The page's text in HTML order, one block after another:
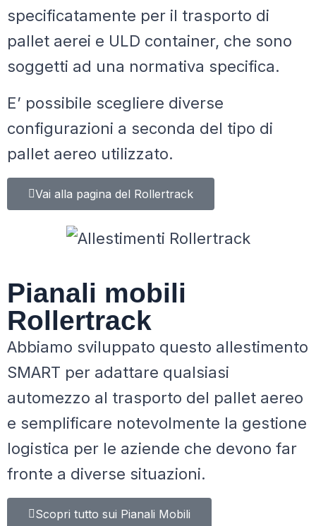
specificatamente per il trasporto di
pallet aerei e ULD container, che sono
soggetti ad una normativa specifica.
E’ possibile scegliere diverse
configurazioni a seconda del tipo di
pallet aereo utilizzato.
Vai alla pagina del Rollertrack
Pianali mobili
Rollertrack
Abbiamo sviluppato questo allestimento
SMART per adattare qualsiasi
automezzo al trasporto del pallet aereo
e semplificare notevolmente la gestione
logistica per le aziende che devono far
fronte a diverse situazioni.
Scopri tutto sui Pianali Mobili